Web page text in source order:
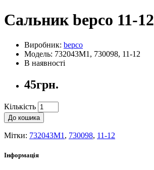
Сальник bepco 11-12
Виробник: bepco
Модель: 732043M1, 730098, 11-12
В наявності
45грн.
Кількість
До кошика
Мітки: 732043M1 , 730098, 11-12
Інформація